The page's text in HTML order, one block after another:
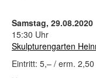
Samstag, 29.08.2020
15:30 Uhr
Skulpturengarten
Eintritt: 5,– / erm.